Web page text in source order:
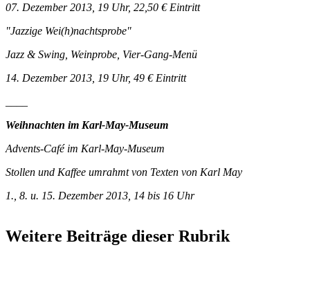
07. Dezember 2013, 19 Uhr, 22,50 € Eintritt
"Jazzige Wei(h)nachtsprobe"
Jazz & Swing, Weinprobe, Vier-Gang-Menü
14. Dezember 2013, 19 Uhr, 49 € Eintritt
Weihnachten im Karl-May-Museum
Advents-Café im Karl-May-Museum
Stollen und Kaffee umrahmt von Texten von Karl May
1., 8. u. 15. Dezember 2013, 14 bis 16 Uhr
Weitere Beiträge dieser Rubrik